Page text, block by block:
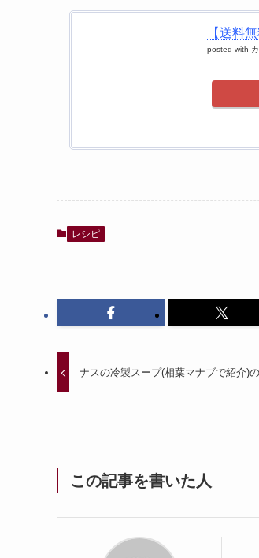
【送料
posted with
レシピ
ナスの冷製スープ(相葉マナブで紹介)
この記事を書いた人